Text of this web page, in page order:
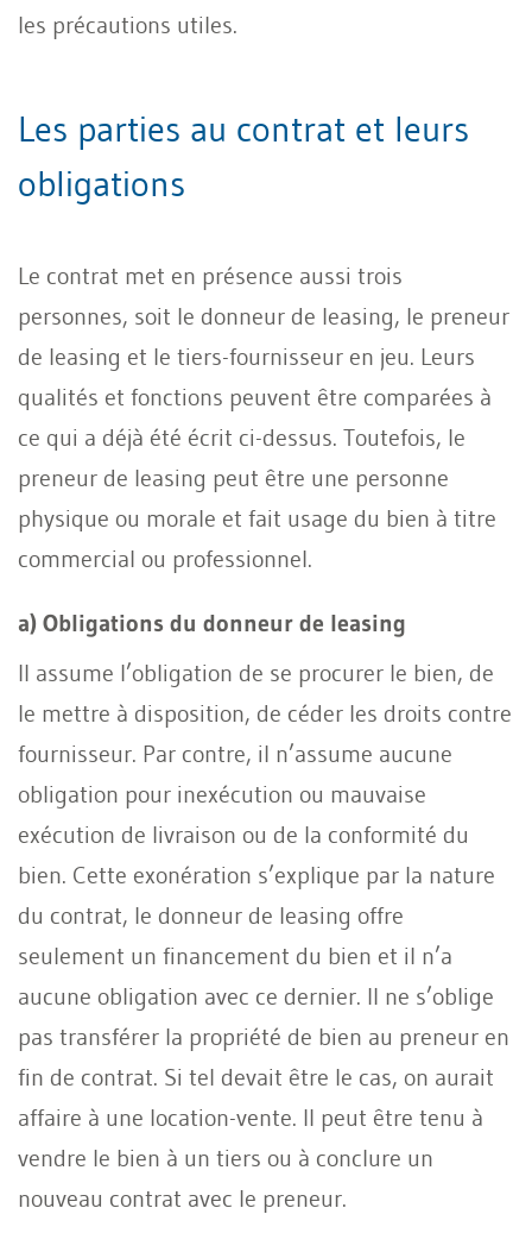
les précautions utiles.
Les parties au contrat et leurs
obligations
Le contrat met en présence aussi trois
personnes, soit le donneur de leasing, le preneur
de leasing et le tiers-fournisseur en jeu. Leurs
qualités et fonctions peuvent être comparées à
ce qui a déjà été écrit ci-dessus. Toutefois, le
preneur de leasing peut être une personne
physique ou morale et fait usage du bien à titre
commercial ou professionnel.
a) Obligations du donneur de leasing
Il assume l’obligation de se procurer le bien, de
le mettre à disposition, de céder les droits contre
fournisseur. Par contre, il n’assume aucune
obligation pour inexécution ou mauvaise
exécution de livraison ou de la conformité du
bien. Cette exonération s’explique par la nature
du contrat, le donneur de leasing offre
seulement un financement du bien et il n’a
aucune obligation avec ce dernier. Il ne s’oblige
pas transférer la propriété de bien au preneur en
fin de contrat. Si tel devait être le cas, on aurait
affaire à une location-vente. Il peut être tenu à
vendre le bien à un tiers ou à conclure un
nouveau contrat avec le preneur.